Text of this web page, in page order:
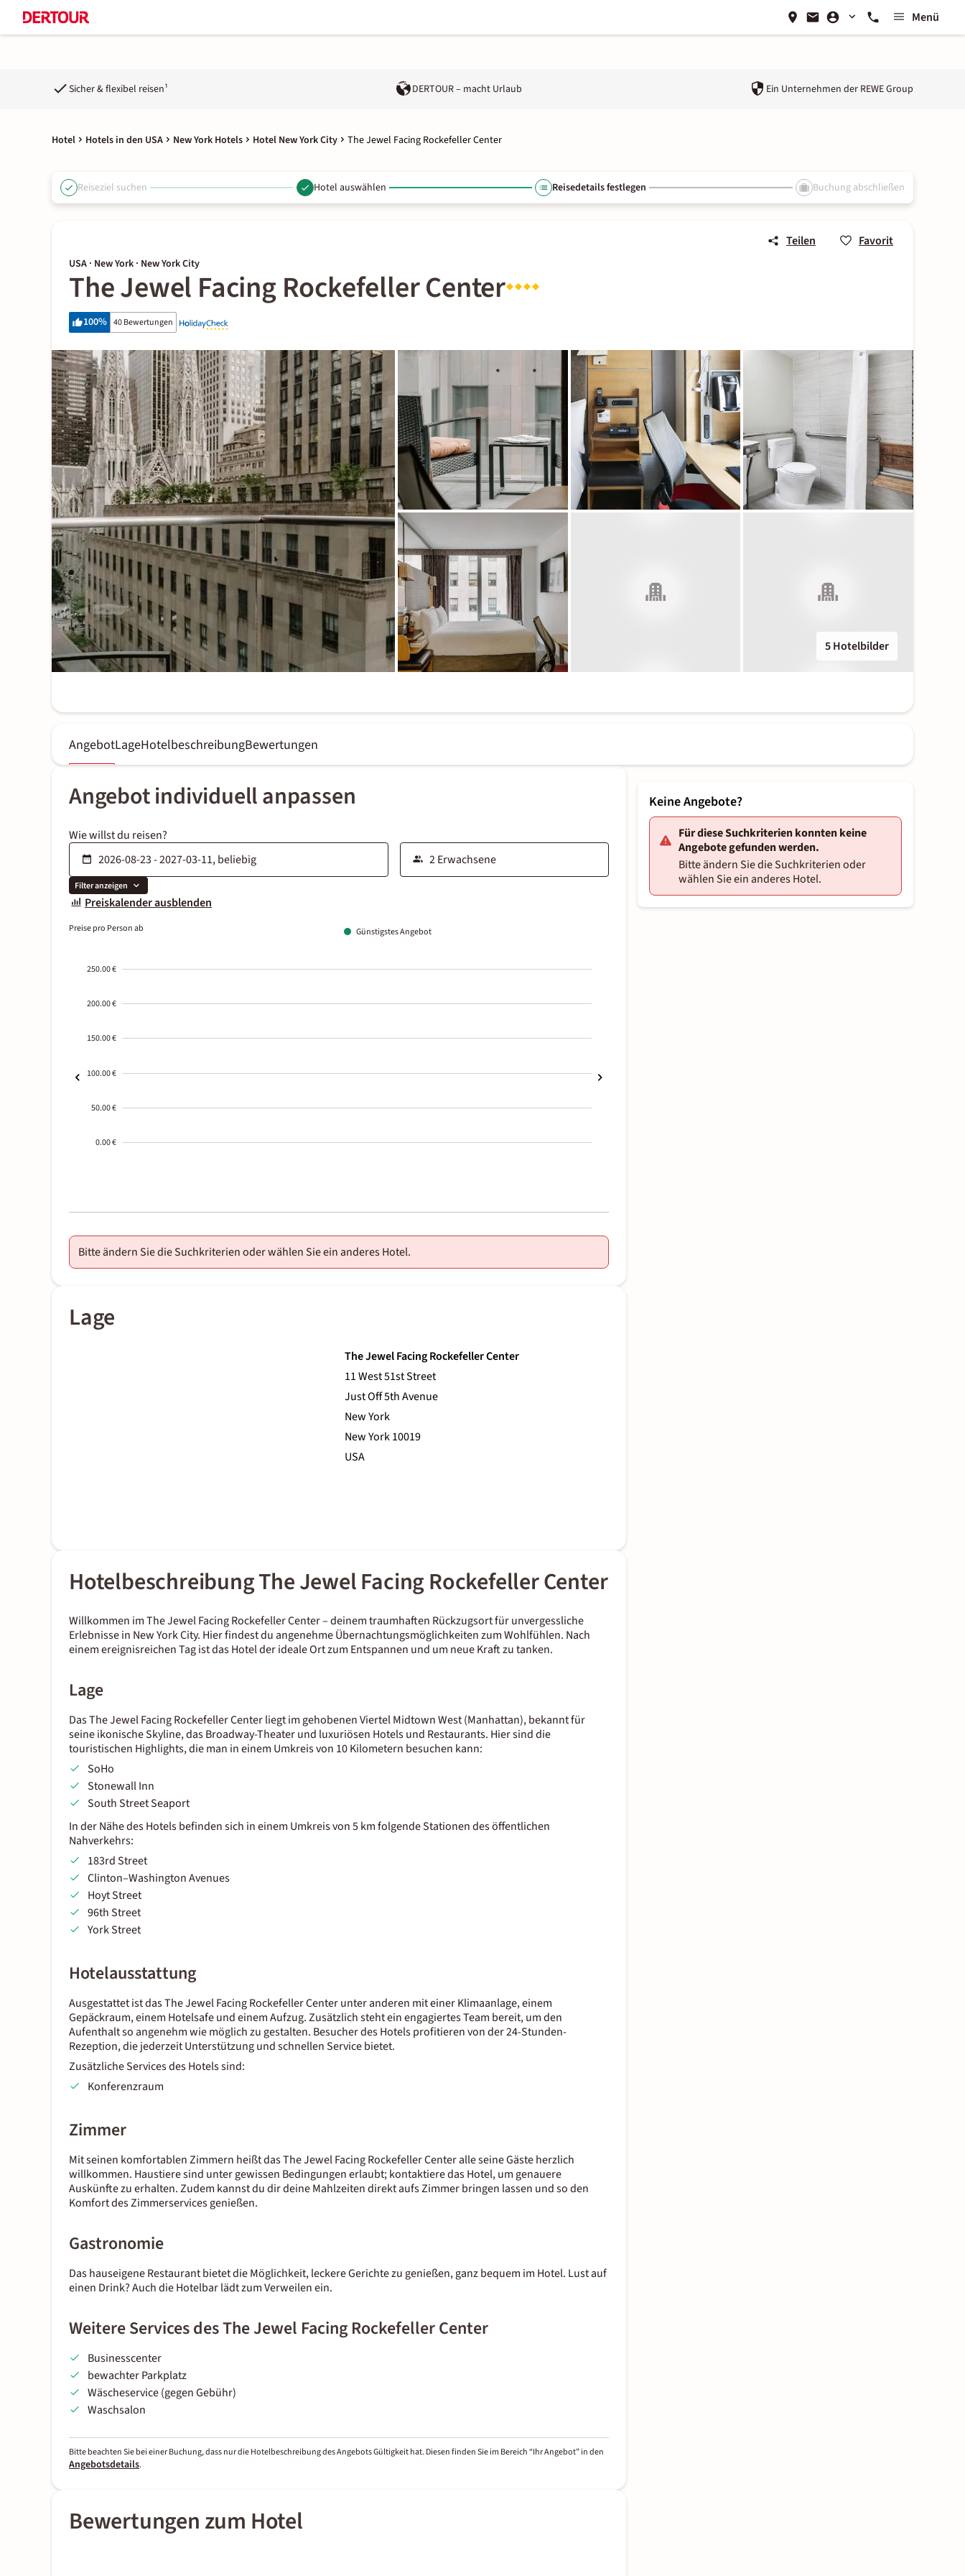
Menü
Sicher & flexibel reisen¹ DERTOUR – macht Urlaub Ein Unternehmen der REWE Group
Hotel Hotels in den USA New York Hotels Hotel New York City The Jewel Facing Rockefeller Center
Reiseziel suchen Hotel auswählen Reisedetails festlegen Buchung abschließen
Teilen Favorit
USA · New York · New York City
The Jewel Facing Rockefeller Center
100% 40 Bewertungen
5 Hotelbilder
AngebotLageHotelbeschreibungBewertungen
Angebot individuell anpassen
Wie willst du reisen?
Filter anzeigen
Preiskalender ausblenden
Preise pro Person ab Günstigstes Angebot
250.00 €
200.00 €
150.00 €
100.00 €
50.00 €
0.00 €
01-02
Bitte ändern Sie die Suchkriterien oder wählen Sie ein anderes Hotel.
Lage
The Jewel Facing Rockefeller Center
11 West 51st Street
Just Off 5th Avenue
New York
New York 10019
USA
Hotelbeschreibung The Jewel Facing Rockefeller Center
Willkommen im The Jewel Facing Rockefeller Center – deinem traumhaften Rückzugsort für unvergessliche
Erlebnisse in New York City. Hier findest du angenehme Übernachtungsmöglichkeiten zum Wohlfühlen. Nach
einem ereignisreichen Tag ist das Hotel der ideale Ort zum Entspannen und um neue Kraft zu tanken.
Lage
Das The Jewel Facing Rockefeller Center liegt im gehobenen Viertel Midtown West (Manhattan), bekannt für
seine ikonische Skyline, das Broadway-Theater und luxuriösen Hotels und Restaurants. Hier sind die
touristischen Highlights, die man in einem Umkreis von 10 Kilometern besuchen kann:
SoHo
Stonewall Inn
South Street Seaport
In der Nähe des Hotels befinden sich in einem Umkreis von 5 km folgende Stationen des öffentlichen
Nahverkehrs:
183rd Street
Clinton–Washington Avenues
Hoyt Street
96th Street
York Street
Hotelausstattung
Ausgestattet ist das The Jewel Facing Rockefeller Center unter anderen mit einer Klimaanlage, einem
Gepäckraum, einem Hotelsafe und einem Aufzug. Zusätzlich steht ein engagiertes Team bereit, um den
Aufenthalt so angenehm wie möglich zu gestalten. Besucher des Hotels profitieren von der 24-Stunden-
Rezeption, die jederzeit Unterstützung und schnellen Service bietet.
Zusätzliche Services des Hotels sind:
Konferenzraum
Zimmer
Mit seinen komfortablen Zimmern heißt das The Jewel Facing Rockefeller Center alle seine Gäste herzlich
willkommen. Haustiere sind unter gewissen Bedingungen erlaubt; kontaktiere das Hotel, um genauere
Auskünfte zu erhalten. Zudem kannst du dir deine Mahlzeiten direkt aufs Zimmer bringen lassen und so den
Komfort des Zimmerservices genießen.
Gastronomie
Das hauseigene Restaurant bietet die Möglichkeit, leckere Gerichte zu genießen, ganz bequem im Hotel. Lust auf
einen Drink? Auch die Hotelbar lädt zum Verweilen ein.
Weitere Services des The Jewel Facing Rockefeller Center
Businesscenter
bewachter Parkplatz
Wäscheservice (gegen Gebühr)
Waschsalon
Bitte beachten Sie bei einer Buchung, dass nur die Hotelbeschreibung des Angebots Gültigkeit hat. Diesen finden Sie im Bereich “Ihr Angebot” in den
Angebotsdetails.
Bewertungen zum Hotel
Keine Angebote?
Für diese Suchkriterien konnten keine
Angebote gefunden werden.
Bitte ändern Sie die Suchkriterien oder
wählen Sie ein anderes Hotel.